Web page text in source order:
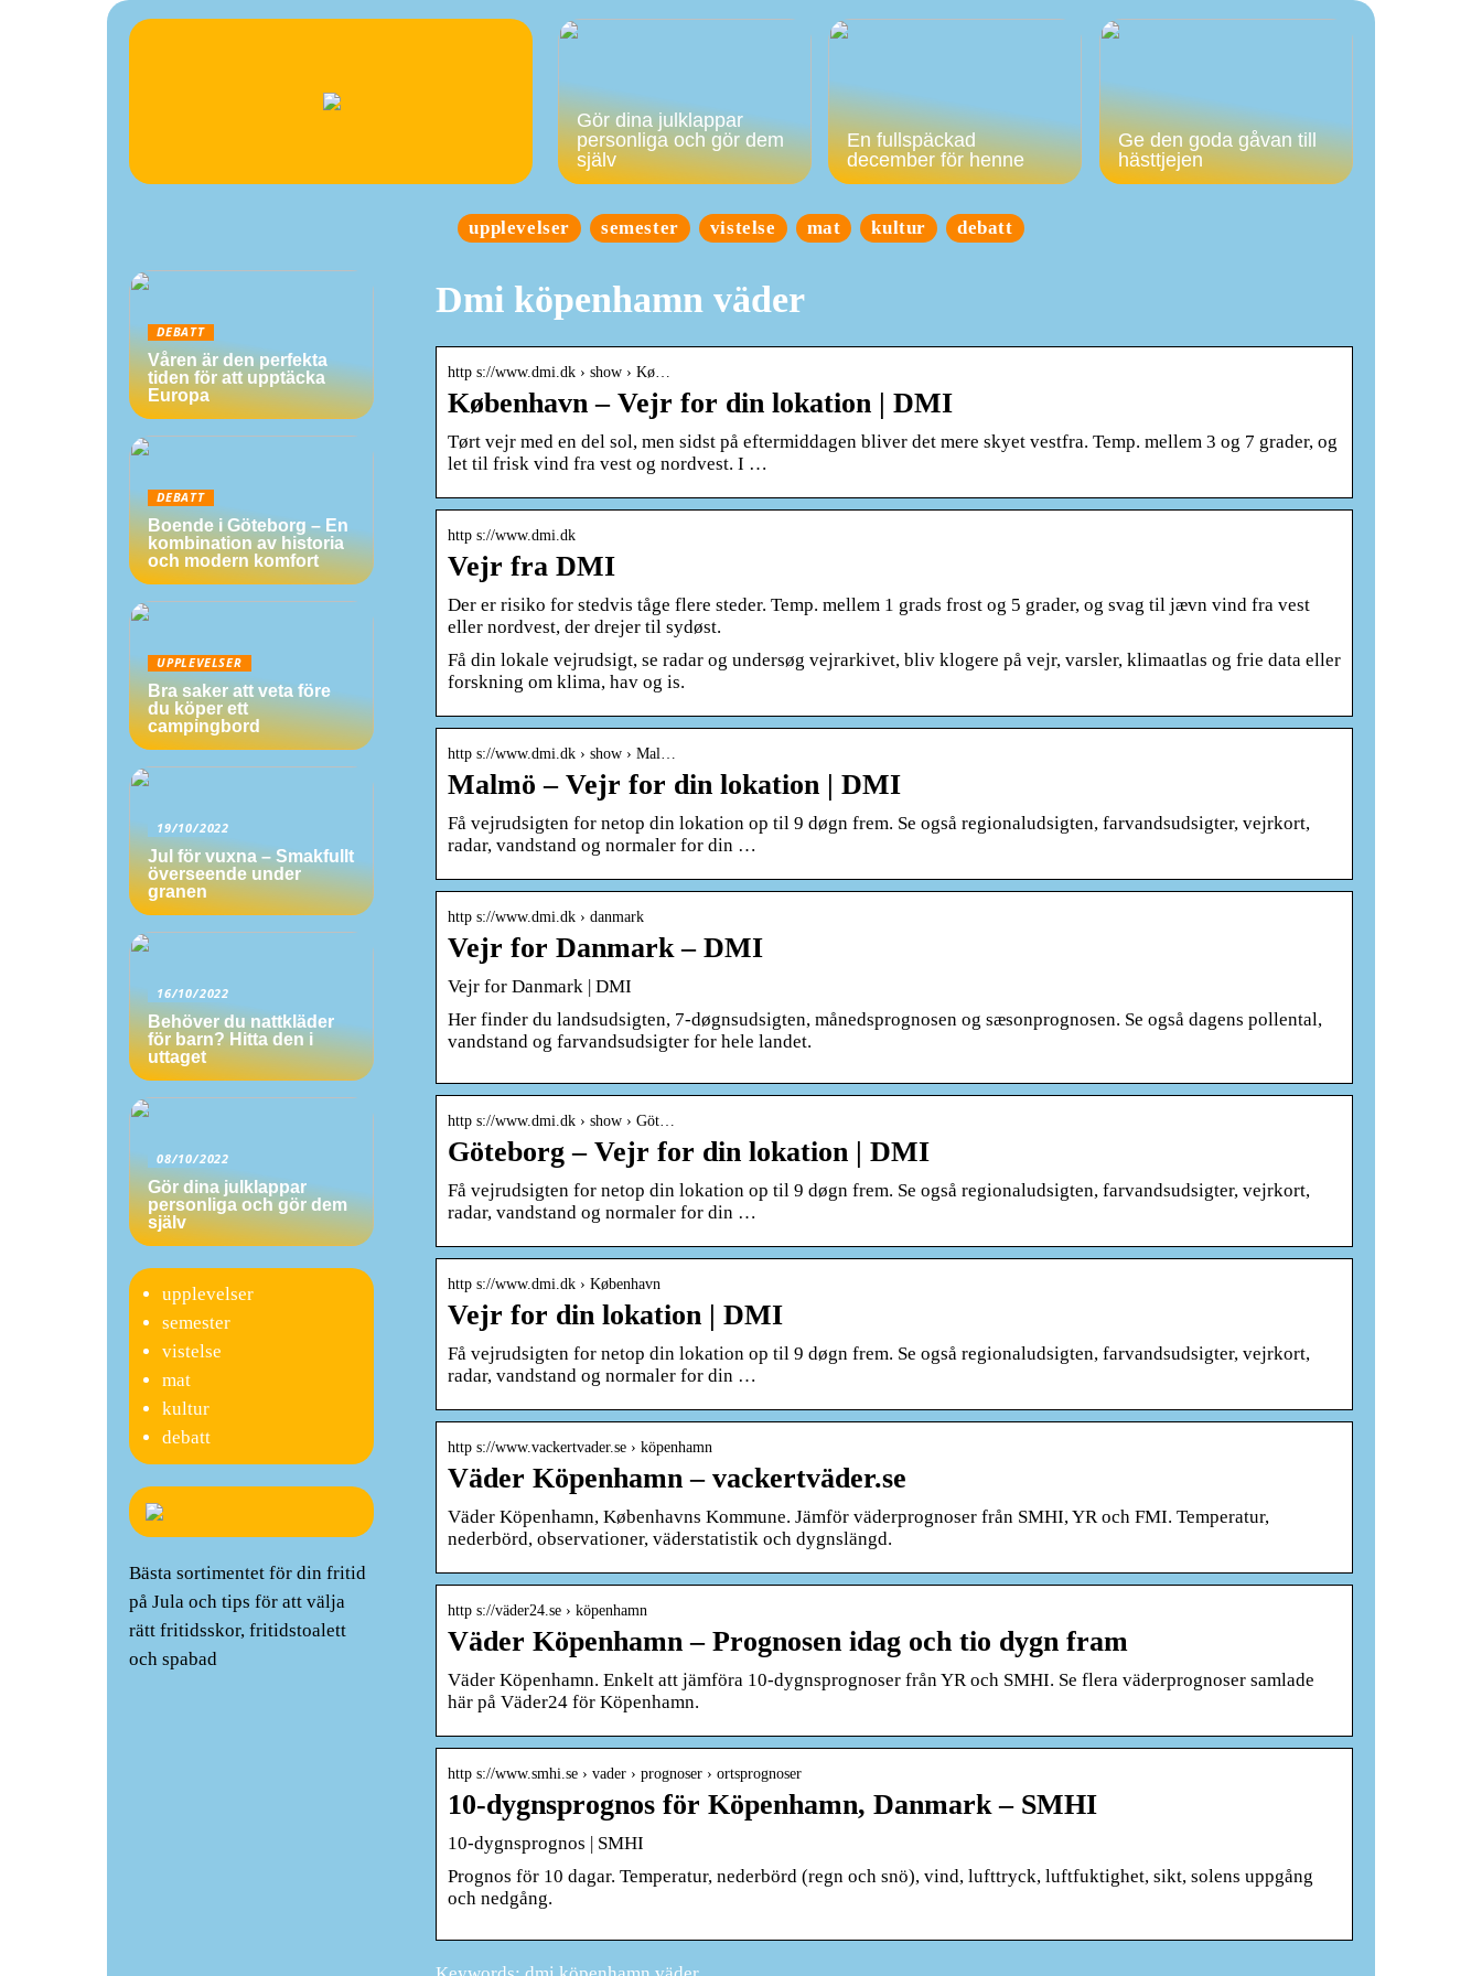
Gör dina julklappar
personliga och gör dem
själv
En fullspäckad
december för henne
Ge den goda gåvan till
hästtjejen
upplevelser semester vistelse mat kultur debatt
Dmi köpenhamn väder
http s://www.dmi.dk › show › Kø…
København – Vejr for din lokation | DMI
Tørt vejr med en del sol, men sidst på eftermiddagen bliver det mere skyet vestfra. Temp. mellem 3 og 7 grader, og
let til frisk vind fra vest og nordvest. I …
http s://www.dmi.dk
Vejr fra DMI
Der er risiko for stedvis tåge flere steder. Temp. mellem 1 grads frost og 5 grader, og svag til jævn vind fra vest
eller nordvest, der drejer til sydøst.
Få din lokale vejrudsigt, se radar og undersøg vejrarkivet, bliv klogere på vejr, varsler, klimaatlas og frie data eller
forskning om klima, hav og is.
http s://www.dmi.dk › show › Mal…
Malmö – Vejr for din lokation | DMI
Få vejrudsigten for netop din lokation op til 9 døgn frem. Se også regionaludsigten, farvandsudsigter, vejrkort,
radar, vandstand og normaler for din …
http s://www.dmi.dk › danmark
Vejr for Danmark – DMI
Vejr for Danmark | DMI
Her finder du landsudsigten, 7-døgnsudsigten, månedsprognosen og sæsonprognosen. Se også dagens pollental,
vandstand og farvandsudsigter for hele landet.
http s://www.dmi.dk › show › Göt…
Göteborg – Vejr for din lokation | DMI
Få vejrudsigten for netop din lokation op til 9 døgn frem. Se også regionaludsigten, farvandsudsigter, vejrkort,
radar, vandstand og normaler for din …
http s://www.dmi.dk › København
Vejr for din lokation | DMI
Få vejrudsigten for netop din lokation op til 9 døgn frem. Se også regionaludsigten, farvandsudsigter, vejrkort,
radar, vandstand og normaler for din …
http s://www.vackertvader.se › köpenhamn
Väder Köpenhamn – vackertväder.se
Väder Köpenhamn, Københavns Kommune. Jämför väderprognoser från SMHI, YR och FMI. Temperatur,
nederbörd, observationer, väderstatistik och dygnslängd.
http s://väder24.se › köpenhamn
Väder Köpenhamn – Prognosen idag och tio dygn fram
Väder Köpenhamn. Enkelt att jämföra 10-dygnsprognoser från YR och SMHI. Se flera väderprognoser samlade
här på Väder24 för Köpenhamn.
http s://www.smhi.se › vader › prognoser › ortsprognoser
10-dygnsprognos för Köpenhamn, Danmark – SMHI
10-dygnsprognos | SMHI
Prognos för 10 dagar. Temperatur, nederbörd (regn och snö), vind, lufttryck, luftfuktighet, sikt, solens uppgång
och nedgång.
DEBATT
Våren är den perfekta
tiden för att upptäcka
Europa
DEBATT
Boende i Göteborg – En
kombination av historia
och modern komfort
UPPLEVELSER
Bra saker att veta före
du köper ett
campingbord
19/10/2022
Jul för vuxna – Smakfullt
överseende under
granen
16/10/2022
Behöver du nattkläder
för barn? Hitta den i
uttaget
08/10/2022
Gör dina julklappar
personliga och gör dem
själv
upplevelser
semester
vistelse
mat
kultur
debatt
Bästa sortimentet för din fritid
på Jula och tips för att välja
rätt fritidsskor, fritidstoalett
och spabad